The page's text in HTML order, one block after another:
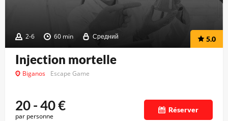
2-6 60 min Средний 5.0
Injection mortelle
Biganos Escape Game
20 - 40€
par personne
Réserver